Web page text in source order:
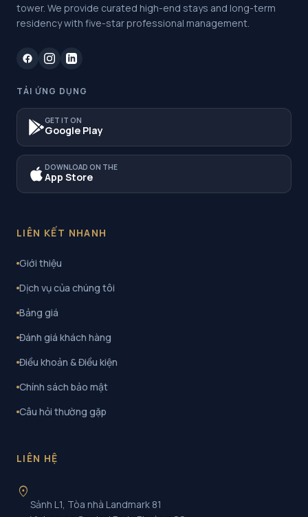
tower. We provide curated high-end stays and long-term
residency with five-star professional management.
TẢI ỨNG DỤNG
GET IT ON
Google Play
DOWNLOAD ON THE
App Store
LIÊN KẾT NHANH
Giới thiệu
Dịch vụ của chúng tôi
Bảng giá
Đánh giá khách hàng
Điều khoản & Điều kiện
Chính sách bảo mật
Câu hỏi thường gặp
LIÊN HỆ
location_on
Sảnh L1, Tòa nhà Landmark 81